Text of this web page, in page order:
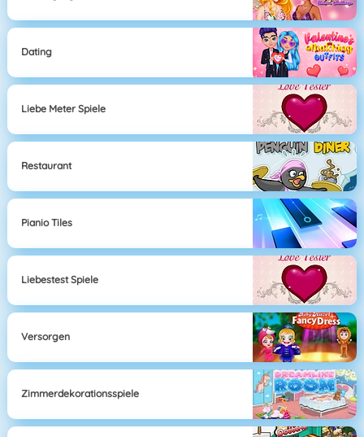
Dating
Liebe Meter Spiele
Restaurant
Pianio Tiles
Liebestest Spiele
Versorgen
Zimmerdekorationsspiele